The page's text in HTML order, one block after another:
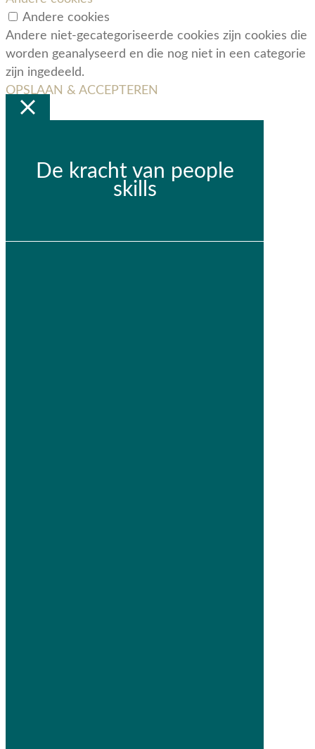
Andere cookies
Andere niet-gecategoriseerde cookies zijn cookies die
worden geanalyseerd en die nog niet in een categorie
zijn ingedeeld.
OPSLAAN & ACCEPTEREN
De kracht van people
skills